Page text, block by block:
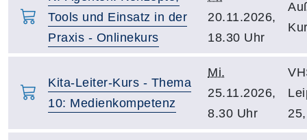
Tools und Einsatz in der
Praxis - Onlinekurs
20.11.2026,
18.30 Uhr
Kita-Leiter-Kurs - Thema
10: Medienkompetenz
Mi.
25.11.2026,
8.30 Uhr